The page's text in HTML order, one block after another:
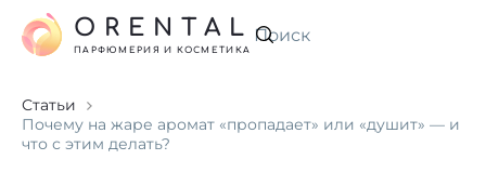
Искать
ORENTAL
ПАРФЮМЕРИЯ И КОСМЕТИКА
Статьи
Почему на жаре аромат «пропадает» или «душит» — и
что с этим делать?